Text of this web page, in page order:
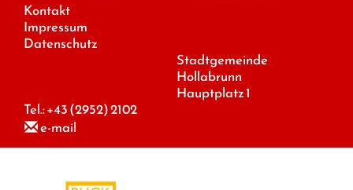
Kontakt
Impressum
Datenschutz
Stadtgemeinde
Hollabrunn
Hauptplatz 1
Tel.:+43 (2952) 2102
e-mail